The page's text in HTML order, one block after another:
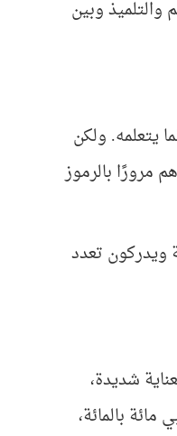
والتلميذ وبين
يتعلمه. ولكن
مرورًا بالرموز
ويدركون تعدد
شديدة،
بالمائة،